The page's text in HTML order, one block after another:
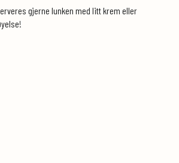
gjerne lunken med litt krem eller